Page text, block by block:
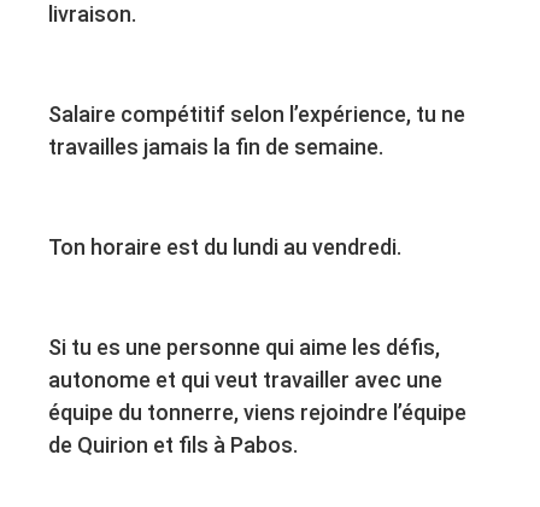
livraison.
Salaire compétitif selon l’expérience, tu ne
travailles jamais la fin de semaine.
Ton horaire est du lundi au vendredi.
Si tu es une personne qui aime les défis,
autonome et qui veut travailler avec une
équipe du tonnerre, viens rejoindre l’équipe
de Quirion et fils à Pabos.